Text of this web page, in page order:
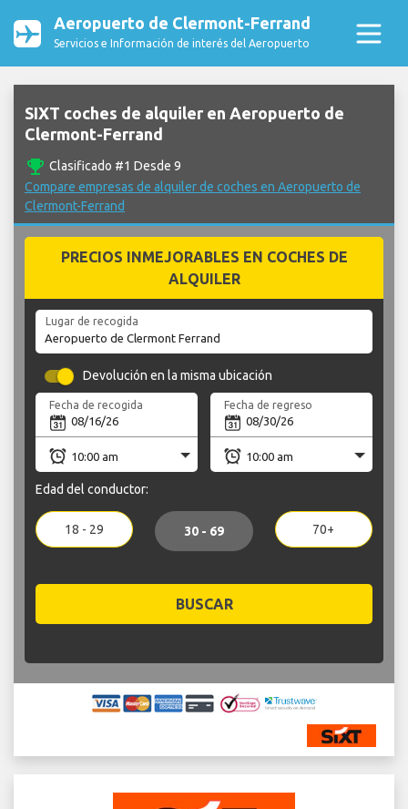
Aeropuerto de Clermont-Ferrand
Servicios e Información de interés del Aeropuerto
SIXT coches de alquiler en Aeropuerto de
Clermont-Ferrand
emoji_events Clasificado #1 Desde 9
Compare empresas de alquiler de coches en Aeropuerto de
Clermont-Ferrand
PRECIOS INMEJORABLES EN COCHES DE
ALQUILER
Lugar de recogida
Devolución en la misma ubicación
Fecha de recogida Fecha de regreso
Edad del conductor:
18 - 29 30 - 69 70+
BUSCAR